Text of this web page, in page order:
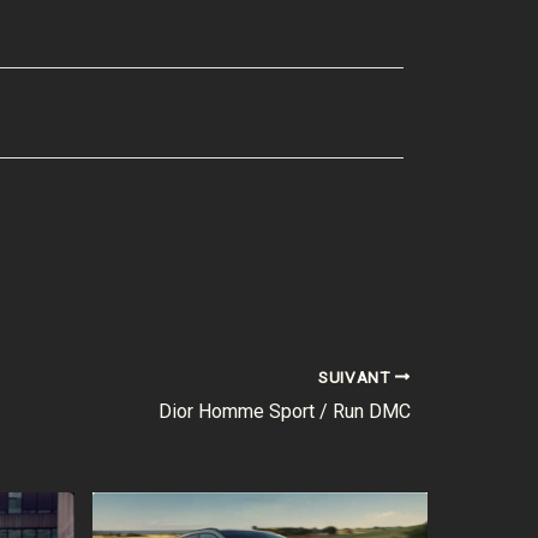
SUIVANT
Dior Homme Sport / Run DMC